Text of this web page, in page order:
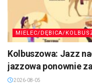
MIELEC/DĘBICA/
Kolbuszowa: Jazz
jazzowa ponownie
2026-08-05